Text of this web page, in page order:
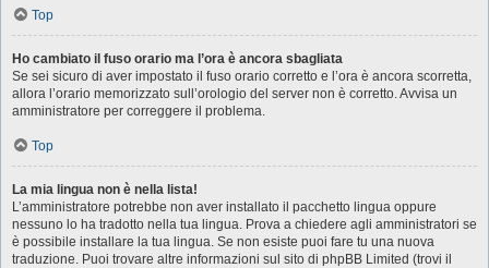
Top
Ho cambiato il fuso orario ma l’ora è ancora sbagliata
Se sei sicuro di aver impostato il fuso orario corretto e l’ora è ancora scorretta,
allora l’orario memorizzato sull’orologio del server non è corretto. Avvisa un
amministratore per correggere il problema.
Top
La mia lingua non è nella lista!
L’amministratore potrebbe non aver installato il pacchetto lingua oppure
nessuno lo ha tradotto nella tua lingua. Prova a chiedere agli amministratori se
è possibile installare la tua lingua. Se non esiste puoi fare tu una nuova
traduzione. Puoi trovare altre informazioni sul sito di phpBB Limited (trovi il